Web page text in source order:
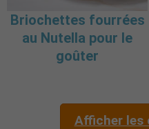
Briochettes fourrées
au Nutella pour le
goûter
Afficher les